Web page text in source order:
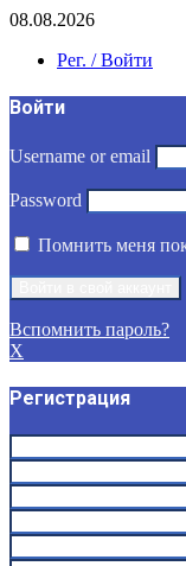
08.08.2026
Рег. / Войти
Войти
Username or email
Password
Помнить меня
Вспомнить пароль?
X
Регистрация